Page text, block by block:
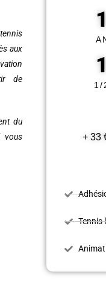
aux
de
du
vous
1/
+ 33
Tennis